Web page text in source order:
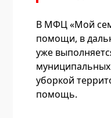
В МФЦ «Мой
помощи, в
уже
уборкой
помощь.